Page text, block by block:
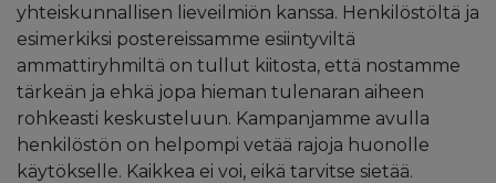
yhteiskunnallisen lieveilmiön kanssa. Henkilöstöltä ja
esimerkiksi postereissamme esiintyviltä
ammattiryhmiltä on tullut kiitosta, että nostamme
tärkeän ja ehkä jopa hieman tulenaran aiheen
rohkeasti keskusteluun. Kampanjamme avulla
henkilöstön on helpompi vetää rajoja huonolle
käytökselle. Kaikkea ei voi, eikä tarvitse sietää.